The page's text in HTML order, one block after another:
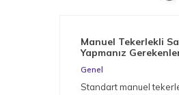
Manuel Tekerlekli
Yapmanız
Genel
Standart manuel